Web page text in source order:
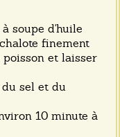
soupe d'huile
finement
et laisser
sel et du
10 minute à